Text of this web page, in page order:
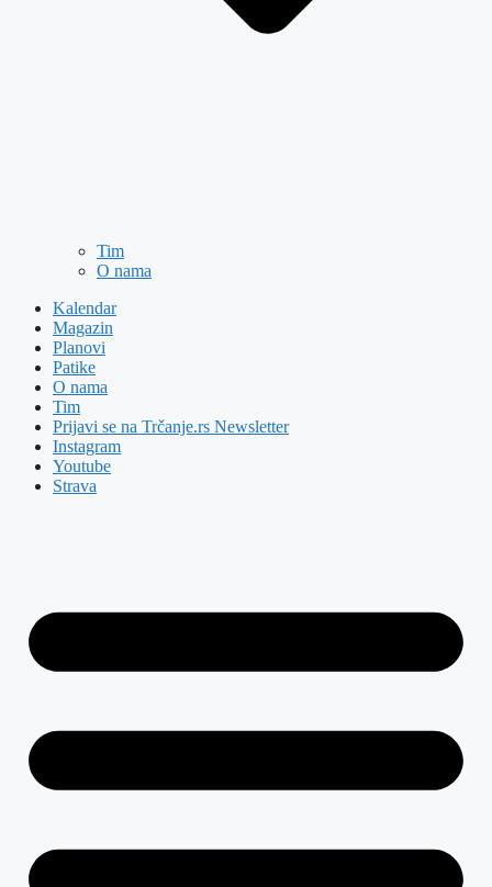
Tim
O nama
Kalendar
Magazin
Planovi
Patike
O nama
Tim
Prijavi se na Trčanje.rs Newsletter
Instagram
Youtube
Strava